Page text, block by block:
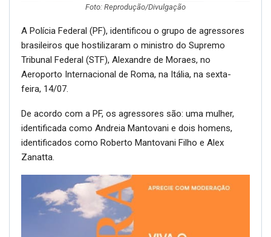
Foto: Reprodução/Divulgação
A Polícia Federal (PF), identificou o grupo de agressores
brasileiros que hostilizaram o ministro do Supremo
Tribunal Federal (STF), Alexandre de Moraes, no
Aeroporto Internacional de Roma, na Itália, na sexta-
feira, 14/07.
De acordo com a PF, os agressores são: uma mulher,
identificada como Andreia Mantovani e dois homens,
identificados como Roberto Mantovani Filho e Alex
Zanatta.